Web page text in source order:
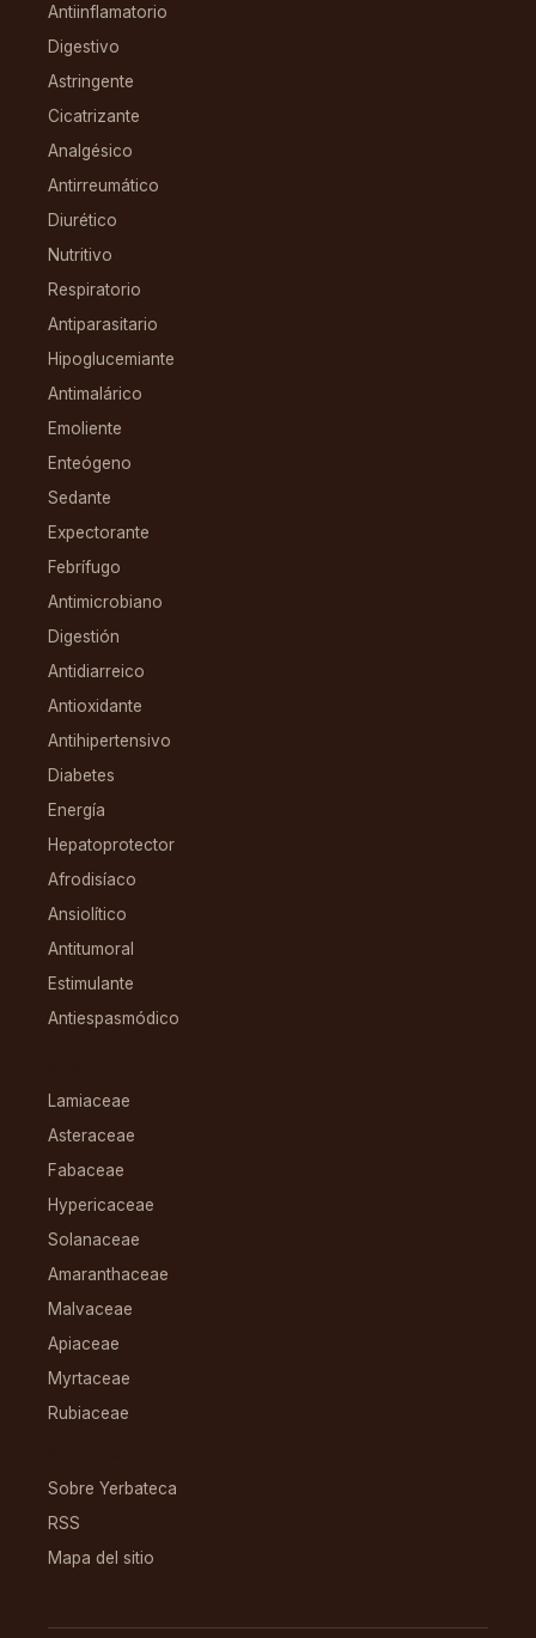
Antiinflamatorio
Digestivo
Astringente
Cicatrizante
Analgésico
Antirreumático
Diurético
Nutritivo
Respiratorio
Antiparasitario
Hipoglucemiante
Antimalárico
Emoliente
Enteógeno
Sedante
Expectorante
Febrífugo
Antimicrobiano
Digestión
Antidiarreico
Antioxidante
Antihipertensivo
Diabetes
Energía
Hepatoprotector
Afrodisíaco
Ansiolítico
Antitumoral
Estimulante
Antiespasmódico
Lamiaceae
Asteraceae
Fabaceae
Hypericaceae
Solanaceae
Amaranthaceae
Malvaceae
Apiaceae
Myrtaceae
Rubiaceae
Sobre Yerbateca
RSS
Mapa del sitio